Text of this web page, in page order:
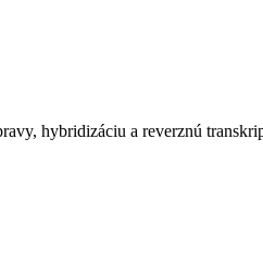
hybridizáciu a reverznú